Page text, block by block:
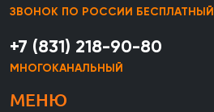
ЗВОНОК ПО РОССИИ БЕСПЛАТНЫЙ
+7 (831) 218-90-80
МНОГОКАНАЛЬНЫЙ
МЕНЮ